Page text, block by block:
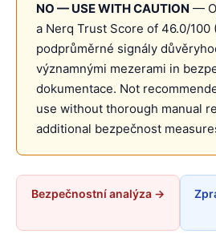
NO — USE WITH CAUTION —
a Nerq Trust Score of 46.0/100
podprůměrné signály
významnými mezerami in
dokumentace. Not
use without thorough manual
additional bezpečnost
Bezpečnostní analýza →